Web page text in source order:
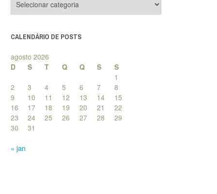
de
CALENDÁRIO DE POSTS
agosto 2026
D
S T Q Q S
S
1
2
3 4 5 6 7
8
9
10 11 12 13 14
15
16
17 18 19 20 21
22
23
24 25 26 27 28
29
30
31
« jan